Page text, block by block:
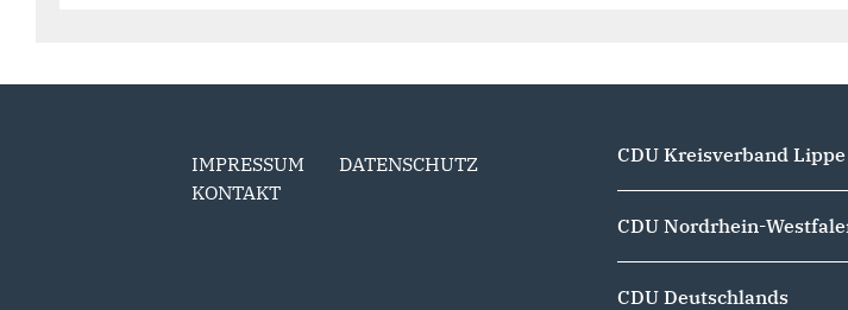
IMPRESSUM
DATENSCHUTZ
KONTAKT
CDU Kreisverband Lippe
CDU Nordrhein-
CDU Deutschlands